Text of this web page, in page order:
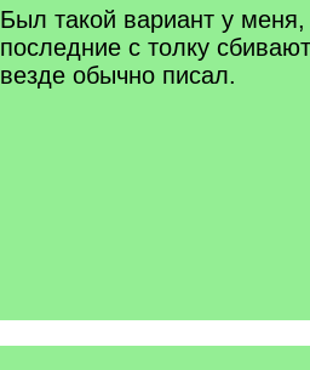
q
]
Был такой вариант у
последние с толку
везде обычно писал.